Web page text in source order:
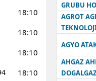
18:10
18:10
18:10
18:10
GRUBU
AGROT
AGYO
AHGAZ